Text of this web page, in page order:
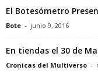
El Botesómetro
Bote - junio 9, 2016
En tiendas el 30 de
Cronicas del Multiverso -